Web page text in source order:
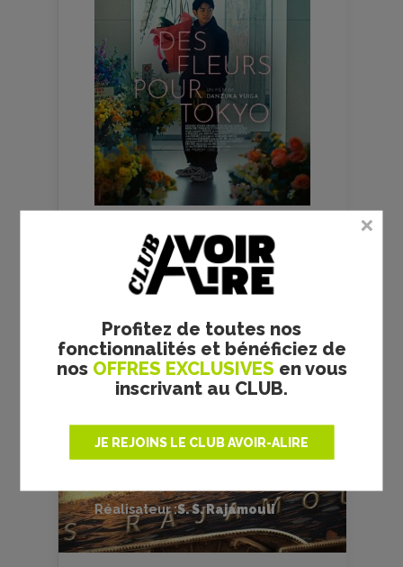
Profitez de toutes nos
fonctionnalités et bénéficiez de
nos OFFRES EXCLUSIVES en vous
inscrivant au CLUB.
JE REJOINS LE CLUB AVOIR-ALIRE
FILMSCULTES
RRR - S. S. RAJAMOULI -
Réalisateur :S. S. Rajamouli